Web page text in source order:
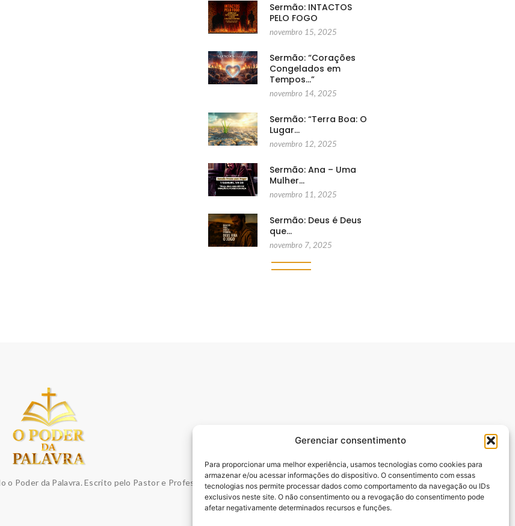
Gerenciar consentimento
Para proporcionar uma melhor experiência, usamos tecnologias como cookies para
armazenar e/ou acessar informações do dispositivo. O consentimento com essas
tecnologias nos permite processar dados como comportamento da navegação ou IDs
exclusivos neste site. O não consentimento ou a revogação do consentimento pode
afetar negativamente determinados recursos e funções.
Sermão: INTACTOS
PELO FOGO
novembro 15, 2025
Sermão: “Corações
Congelados em
Tempos…”
novembro 14, 2025
Sermão: “Terra Boa: O
Lugar…
novembro 12, 2025
Sermão: Ana – Uma
Mulher…
novembro 11, 2025
Sermão: Deus é Deus
que…
novembro 7, 2025
Poder da Palavra. Escrito pelo Pastor e Professor Sydnei Emanuel Batista,.